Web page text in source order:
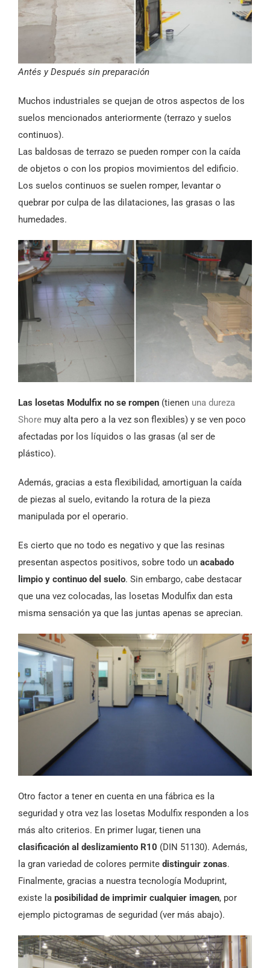
Antés y Después sin preparación
Muchos industriales se quejan de otros aspectos de los
suelos mencionados anteriormente (terrazo y suelos
continuos).
Las baldosas de terrazo se pueden romper con la caída
de objetos o con los propios movimientos del edificio.
Los suelos continuos se suelen romper, levantar o
quebrar por culpa de las dilataciones, las grasas o las
humedades.
Las losetas Modulfix no se rompen (tienen una dureza
Shore muy alta pero a la vez son flexibles) y se ven poco
afectadas por los líquidos o las grasas (al ser de
plástico).
Además, gracias a esta flexibilidad, amortiguan la caída
de piezas al suelo, evitando la rotura de la pieza
manipulada por el operario.
Es cierto que no todo es negativo y que las resinas
presentan aspectos positivos, sobre todo un acabado
limpio y continuo del suelo. Sin embargo, cabe destacar
que una vez colocadas, las losetas Modulfix dan esta
misma sensación ya que las juntas apenas se aprecian.
Otro factor a tener en cuenta en una fábrica es la
seguridad y otra vez las losetas Modulfix responden a los
más alto criterios. En primer lugar, tienen una
clasificación al deslizamiento R10 (DIN 51130). Además,
la gran variedad de colores permite distinguir zonas.
Finalmente, gracias a nuestra tecnología Moduprint,
existe la posibilidad de imprimir cualquier imagen, por
ejemplo pictogramas de seguridad (ver más abajo).